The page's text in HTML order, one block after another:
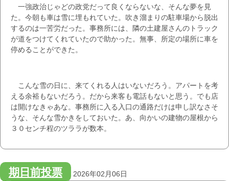
一強政治じゃどの政党だって良くならないな、そんな夢を見
た。今朝も車は雪に埋もれていた。吹き溜まりの駐車場から脱出
するのは一苦労だった。事務所には、隣の土建屋さんのトラック
が道をつけてくれていたので助かった。無事、所定の場所に車を
停めることができた。
こんな雪の日に、来てくれる人はいないだろう。アパートを考
える余裕もないだろう。だから来客も電話もないと思う。でも店
は開けなきゃあな。事務所に入る入口の通路だけは申し訳なさそ
うな、そんな雪かきをしておいた。あ、向かいの建物の屋根から
３０センチ程のツララが数本。
期日前投票 2026年02月06日